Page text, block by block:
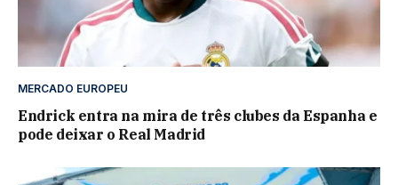
MERCADO EUROPEU
Endrick entra na mira de três clubes da Espanha e
pode deixar o Real Madrid